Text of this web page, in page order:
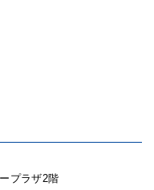
プラザ2階